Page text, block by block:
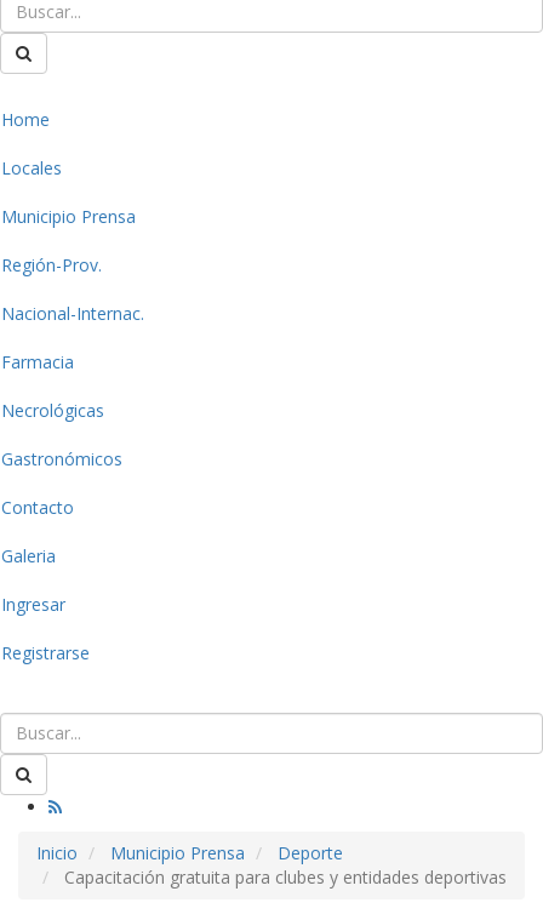
Home
Locales
Municipio Prensa
Región-Prov.
Nacional-Internac.
Farmacia
Necrológicas
Gastronómicos
Contacto
Galeria
Ingresar
Registrarse
Inicio Municipio Prensa
Deporte
Capacitación gratuita para clubes y entidades deportivas